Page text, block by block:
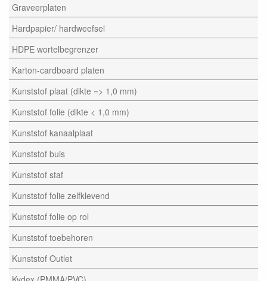
Graveerplaten
Hardpapier/ hardweefsel
HDPE wortelbegrenzer
Karton-cardboard platen
Kunststof plaat (dikte => 1,0 mm)
Kunststof folie (dikte < 1,0 mm)
Kunststof kanaalplaat
Kunststof buis
Kunststof staf
Kunststof folie zelfklevend
Kunststof folie op rol
Kunststof toebehoren
Kunststof Outlet